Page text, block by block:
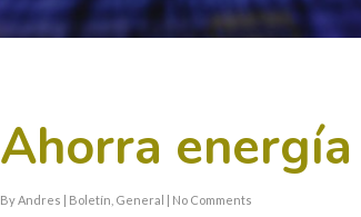
Ahorra
By Andres | Boletín General | No Comments